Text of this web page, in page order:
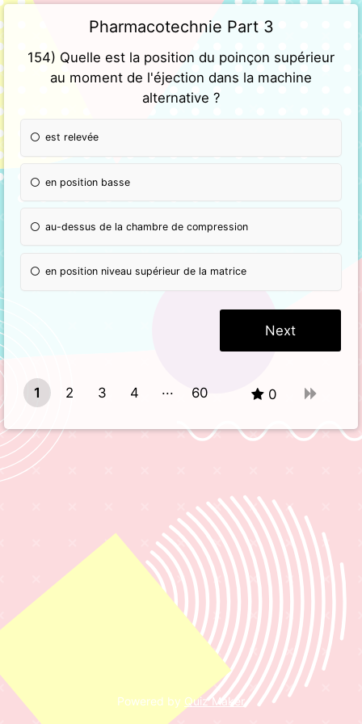
Pharmacotechnie Part 3
154) Quelle est la position du poinçon supérieur
au moment de l'éjection dans la machine
alternative ?
est relevée
en position basse
au-dessus de la chambre de compression
en position niveau supérieur de la matrice
1 2 3
4
60 0
Powered by Quiz Maker